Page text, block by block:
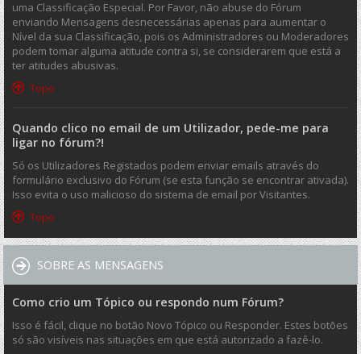
uma Classificação Especial. Por Favor, não abuse do Fórum
enviando Mensagens desnecessárias apenas para aumentar o
Nível da sua Classificação, pois os Administradores ou Moderadores
podem tomar alguma atitude contra si, se considerarem que está a
ter atitudes abusivas.
Topo
Quando clico no email de um Utilizador, pede-me para
ligar no fórum?!
Só os Utilizadores Registados podem enviar emails através do
formulário exclusivo do Fórum (se esta função se encontrar ativada).
Isso evita o uso malicioso do sistema de email por Visitantes.
Topo
SOBRE AS MENSAGENS
Como crio um Tópico ou respondo num Fórum?
Isso é fácil, clique no botão Novo Tópico ou Responder. Estes botões
só são visíveis nas situações em que está autorizado a fazê-lo.